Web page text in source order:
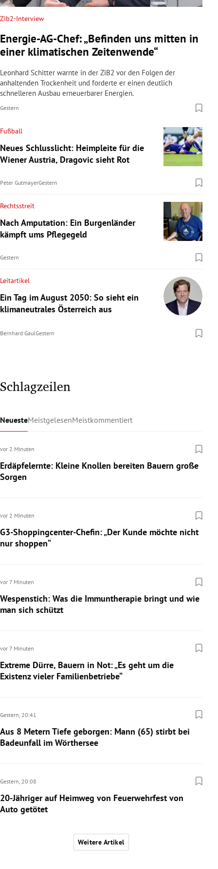
Zib2-Interview
Energie-AG-Chef: „Befinden uns mitten in
einer klimatischen Zeitenwende“
Leonhard Schitter warnte in der ZiB2 vor den Folgen der
anhaltenden Trockenheit und forderte er einen deutlich
schnelleren Ausbau erneuerbarer Energien.
Gestern
Fußball
Neues Schlusslicht: Heimpleite für die
Wiener Austria, Dragovic sieht Rot
Peter GutmayerGestern
Rechtsstreit
Nach Amputation: Ein Burgenländer
kämpft ums Pflegegeld
Gestern
Leitartikel
Ein Tag im August 2050: So sieht ein
klimaneutrales Österreich aus
Bernhard GaulGestern
Schlagzeilen
NeuesteMeistgelesenMeistkommentiert
vor 2 Minuten
Erdäpfelernte: Kleine Knollen bereiten Bauern große
Sorgen
vor 2 Minuten
G3-Shoppingcenter-Chefin: „Der Kunde möchte nicht
nur shoppen“
vor 7 Minuten
Wespenstich: Was die Immuntherapie bringt und wie
man sich schützt
vor 7 Minuten
Extreme Dürre, Bauern in Not: „Es geht um die
Existenz vieler Familienbetriebe“
Gestern, 20:41
Aus 8 Metern Tiefe geborgen: Mann (65) stirbt bei
Badeunfall im Wörthersee
Gestern, 20:08
20-Jähriger auf Heimweg von Feuerwehrfest von
Auto getötet
Weitere Artikel